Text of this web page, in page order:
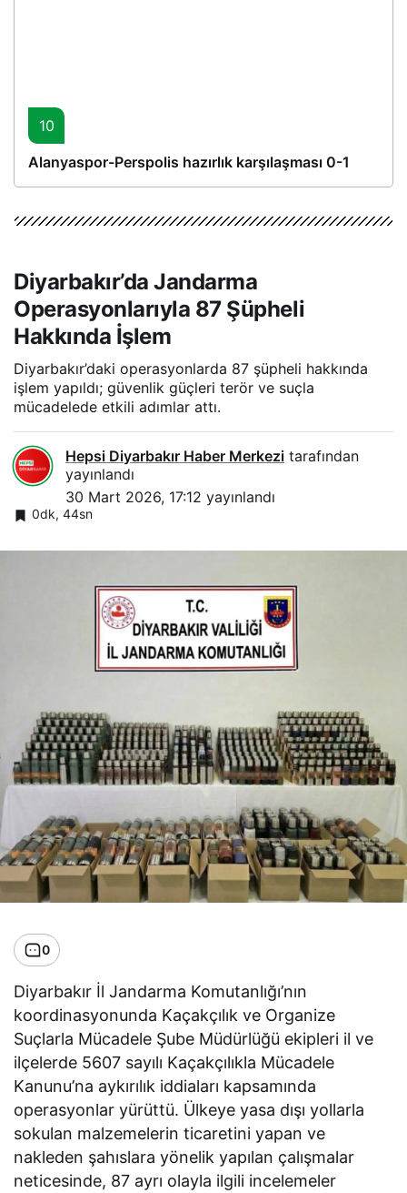
10
Alanyaspor-Perspolis hazırlık karşılaşması 0-1
Diyarbakır’da Jandarma
Operasyonlarıyla 87 Şüpheli
Hakkında İşlem
Diyarbakır’daki operasyonlarda 87 şüpheli hakkında
işlem yapıldı; güvenlik güçleri terör ve suçla
mücadelede etkili adımlar attı.
Hepsi Diyarbakır Haber Merkezi tarafından
yayınlandı
30 Mart 2026, 17:12 yayınlandı
0dk, 44sn
0
Diyarbakır İl Jandarma Komutanlığı’nın
koordinasyonunda Kaçakçılık ve Organize
Suçlarla Mücadele Şube Müdürlüğü ekipleri il ve
ilçelerde 5607 sayılı Kaçakçılıkla Mücadele
Kanunu’na aykırılık iddiaları kapsamında
operasyonlar yürüttü. Ülkeye yasa dışı yollarla
sokulan malzemelerin ticaretini yapan ve
nakleden şahıslara yönelik yapılan çalışmalar
neticesinde, 87 ayrı olayla ilgili incelemeler